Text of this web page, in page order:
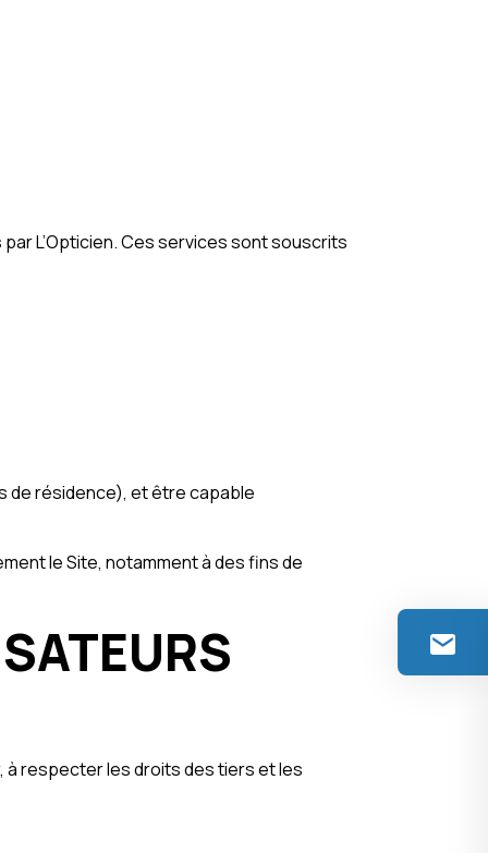
L’Opticien. Ces services sont souscrits
de résidence), et être capable
le Site, notamment à des fins de
à respecter les droits des tiers et les